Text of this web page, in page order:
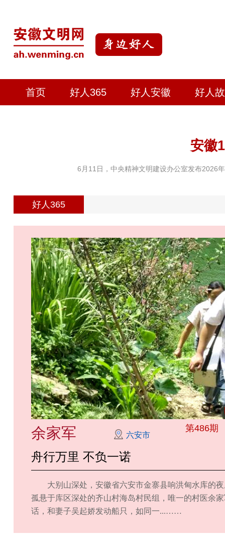
首页 好人365 好人安徽 好人
安徽
6月11日，中央精神文明建设办公室发布2026
好人365
余家军 六安市
第486期
舟行万里 不负一诺
大别山深处，安徽省六安市金寨县响洪甸水库的
孤悬于库区深处的齐山村海岛村民组，唯一的村医余
话，和妻子吴起娇发动船只，如同一...……